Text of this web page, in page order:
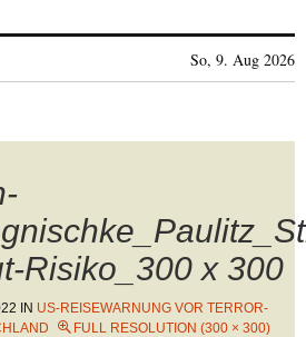
So, 9. Aug 2026
Risiko_300 x 300
IN US-REISEWARNUNG VOR TERROR-
FULL RESOLUTION (300 × 300)